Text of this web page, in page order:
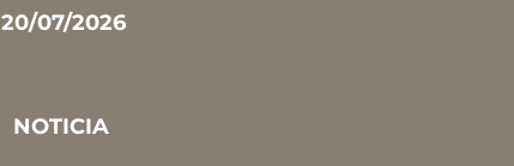
20/07/2026
NOTICIA